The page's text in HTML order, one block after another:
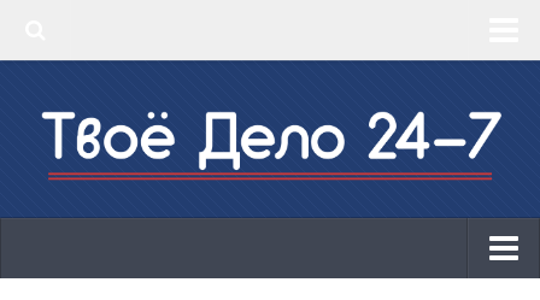
‣ КБК 2019